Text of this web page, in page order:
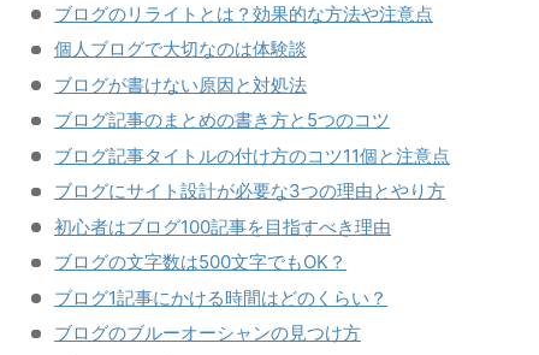
ブログのリライトとは？効果的な方法や注意点
個人ブログで大切なのは体験談
ブログが書けない原因と対処法
ブログ記事のまとめの書き方と5つのコツ
ブログ記事タイトルの付け方のコツ11個と注意点
ブログにサイト設計が必要な3つの理由とやり方
初心者はブログ100記事を目指すべき理由
ブログの文字数は500文字でもOK？
ブログ1記事にかける時間はどのくらい？
ブログのブルーオーシャンの見つけ方